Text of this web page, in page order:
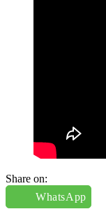
Share on:
WhatsApp